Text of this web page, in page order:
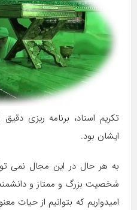
تکریم استاد، برنامه ریزی
ایشان بود.
به هر حال در این مجال نمی
شخصیت بزرگ و ممتاز و
امیدواریم که بتوانیم از حیات